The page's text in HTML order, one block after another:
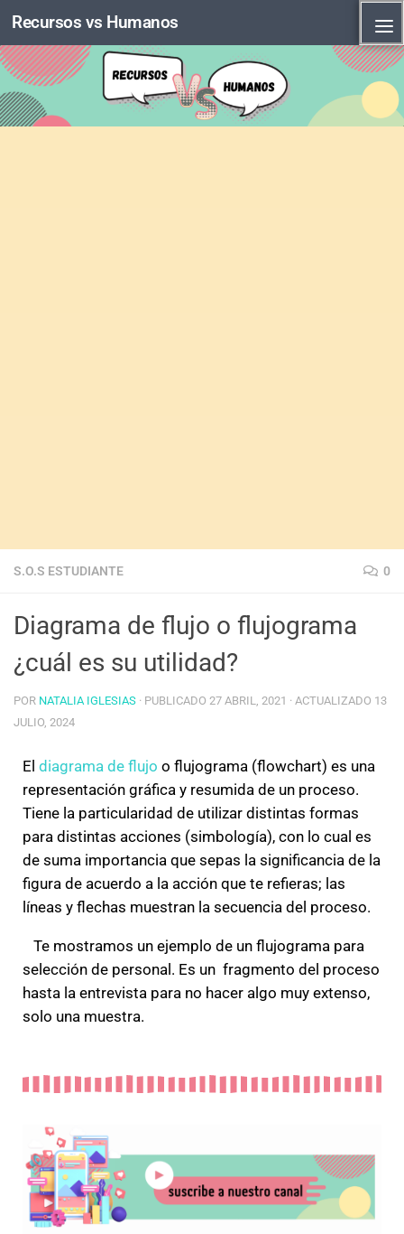
Skip to content
Recursos vs Humanos
S.O.S ESTUDIANTE 0
Diagrama de flujo o flujograma
¿cuál es su utilidad?
POR NATALIA IGLESIAS · PUBLICADO 27 ABRIL, 2021 · ACTUALIZADO 13
JULIO, 2024
El diagrama de flujo o flujograma (flowchart) es una
representación gráfica y resumida de un proceso.
Tiene la particularidad de utilizar distintas formas
para distintas acciones (simbología), con lo cual es
de suma importancia que sepas la significancia de la
figura de acuerdo a la acción que te refieras; las
líneas y flechas muestran la secuencia del proceso.
Te mostramos un ejemplo de un flujograma para
selección de personal. Es un fragmento del proceso
hasta la entrevista para no hacer algo muy extenso,
solo una muestra.